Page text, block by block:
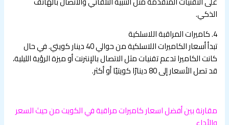
الذكي.
4. كاميرات المراقبة اللاسلكية
تبدأ أسعار الكاميرات اللاسلكية من حوالي 40 دينار كويتي. في حال
كانت الكاميرا تدعم تقنيات مثل الاتصال بالإنترنت أو ميزة الرؤية الليلية،
قد تصل الأسعار إلى 80 دينارًا كويتيًا أو أكثر.
مقارنة بين أفضل اسعار كاميرات مراقبة في الكويت من حيث السعر